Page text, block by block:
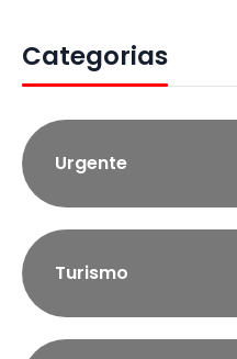
Categorias
Urgente
Turismo